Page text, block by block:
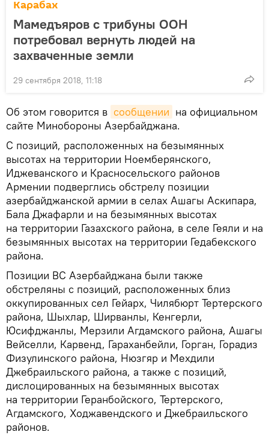
Карабах
Мамедъяров с трибуны ООН
потребовал вернуть людей на
захваченные земли
29 сентября 2018, 11:18
Об этом говорится в сообщении на официальном
сайте Минобороны Азербайджана.
С позиций, расположенных на безымянных
высотах на территории Ноемберянского,
Иджеванского и Красносельского районов
Армении подверглись обстрелу позиции
азербайджанской армии в селах Ашагы Аскипара,
Бала Джафарли и на безымянных высотах
на территории Газахского района, в селе Геяли и на
безымянных высотах на территории Гедабекского
района.
Позиции ВС Азербайджана были также
обстреляны с позиций, расположенных близ
оккупированных сел Гейарх, Чилябюрт Тертерского
района, Шыхлар, Ширванлы, Кенгерли,
Юсифджанлы, Мерзили Агдамского района, Ашагы
Вейселли, Карвенд, Гараханбейли, Горган, Горадиз
Физулинского района, Нюзгяр и Мехдили
Джебраильского района, а также с позиций,
дислоцированных на безымянных высотах
на территории Геранбойского, Тертерского,
Агдамского, Ходжавендского и Джебраильского
районов.